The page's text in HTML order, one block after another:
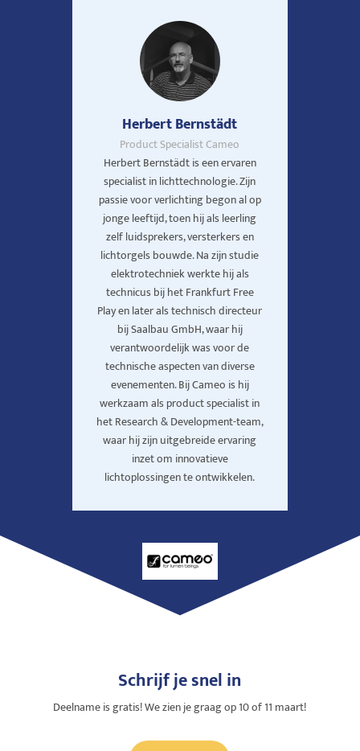
Herbert Bernstädt
Product Specialist Cameo
Herbert Bernstädt is een ervaren
specialist in lichttechnologie. Zijn
passie voor verlichting begon al op
jonge leeftijd, toen hij als leerling
zelf luidsprekers, versterkers en
lichtorgels bouwde. Na zijn studie
elektrotechniek werkte hij als
technicus bij het Frankfurt Free
Play en later als technisch directeur
bij Saalbau GmbH, waar hij
verantwoordelijk was voor de
technische aspecten van diverse
evenementen. Bij Cameo is hij
werkzaam als product specialist in
het Research & Development-team,
waar hij zijn uitgebreide ervaring
inzet om innovatieve
lichtoplossingen te ontwikkelen.
Schrijf je snel in
Deelname is gratis! We zien je graag op 10 of 11 maart!